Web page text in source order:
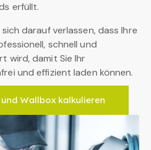
erfüllt.
darauf verlassen, dass Ihre
schnell und
wird, damit Sie Ihr
und effizient laden können.
Wallbox kalkulieren